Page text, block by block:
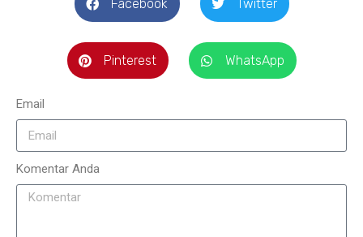
Facebook Twitter
Pinterest WhatsApp
Email
Komentar Anda